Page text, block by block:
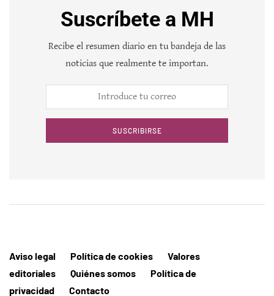
Suscríbete a MH
Recibe el resumen diario en tu bandeja de las
noticias que realmente te importan.
SUSCRIBIRSE
Aviso legal Política de cookies
Valores
editoriales
Quiénes somos
Política de
privacidad
Contacto